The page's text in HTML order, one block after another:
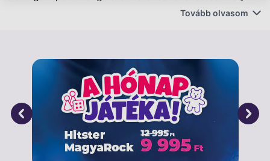
helyiségébe. A fólián minden betű más színű, a
rögzítésnél vigyázzatok arra, hogy a ne sérüljön meg a
fólia. A legjobb, ha valamilyen jól tapadó felületre
teszitek ragasztószalaggal, a buli végén pedig
gondosan becsomagoljátok és elrakjátok a következő
családi szülinapi bulira. A zászló közösségi
helyszíneken, óvodákban, iskolákban is hasznos kellék.
Több fóliát is össze lehet ragasztani, így akár
Tovább olvasom